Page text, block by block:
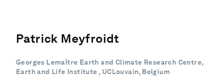
Patrick Meyfroidt
Georges Lemaître Earth and Climate Research Centre,
Earth and Life Institute , UCLouvain, Belgium